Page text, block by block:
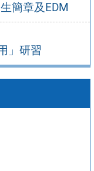
簡章及EDM
」研習